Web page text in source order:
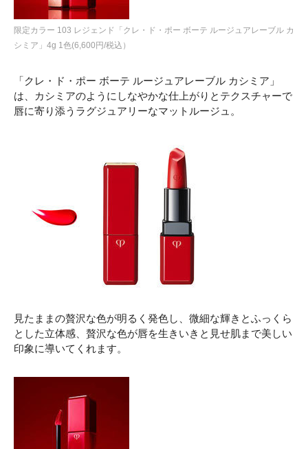
限定カラー 103 レジェンド「クレ・ド・ポー ボーテ ルージュアレーブル カ
シミア」4g 1色(6,600円/税込）
「クレ・ド・ポー ボーテ ルージュアレーブル カシミア」
は、カシミアのようにしなやかな仕上がりとテクスチャーで
唇に寄り添うラグジュアリーなマットルージュ。
見たままの贅沢な色が明るく発色し、微細な輝きとふっくら
とした立体感、贅沢な色が唇を生きいきと見せ肌まで美しい
印象に導いてくれます。